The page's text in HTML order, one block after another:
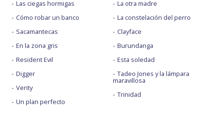
Las ciegas hormigas
Cómo robar un banco
Sacamantecas
En la zona gris
Resident Evil
Digger
Verity
Un plan perfecto
La otra madre
La constelación del perro
Clayface
Burundanga
Esta soledad
Tadeo Jones y la lámpara
maravillosa
Trinidad